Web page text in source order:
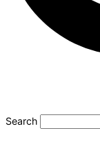
Search